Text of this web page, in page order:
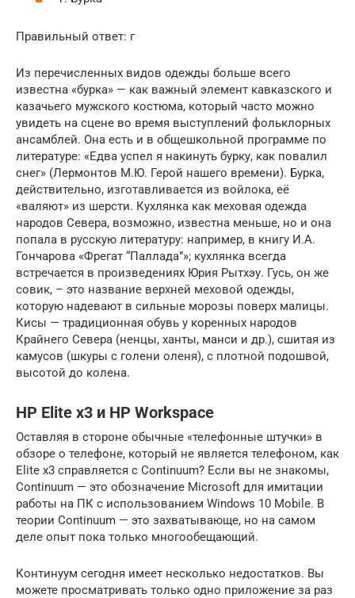
Правильный ответ: г
Из перечисленных видов одежды больше всего
известна «бурка» — как важный элемент кавказского и
казачьего мужского костюма, который часто можно
увидеть на сцене во время выступлений фольклорных
ансамблей. Она есть и в общешкольной программе по
литературе: «Едва успел я накинуть бурку, как повалил
снег» (Лермонтов М.Ю. Герой нашего времени). Бурка,
действительно, изготавливается из войлока, её
«валяют» из шерсти. Кухлянка как меховая одежда
народов Севера, возможно, известна меньше, но и она
попала в русскую литературу: например, в книгу И.А.
Гончарова «Фрегат “Паллада”»; кухлянка всегда
встречается в произведениях Юрия Рытхэу. Гусь, он же
совик, – это название верхней меховой одежды,
которую надевают в сильные морозы поверх малицы.
Кисы — традиционная обувь у коренных народов
Крайнего Севера (ненцы, ханты, манси и др.), сшитая из
камусов (шкуры с голени оленя), с плотной подошвой,
высотой до колена.
HP Elite x3 и HP Workspace
Оставляя в стороне обычные «телефонные штучки» в
обзоре о телефоне, который не является телефоном, как
Elite x3 справляется с Continuum? Если вы не знакомы,
Continuum — это обозначение Microsoft для имитации
работы на ПК с использованием Windows 10 Mobile. В
теории Continuum — это захватывающе, но на самом
деле опыт пока только многообещающий.
Континуум сегодня имеет несколько недостатков. Вы
можете просматривать только одно приложение за раз